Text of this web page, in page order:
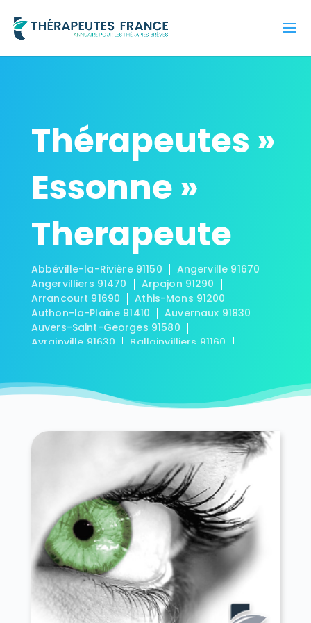
Thérapeutes »
Essonne »
Therapeute
Abbéville-la-Rivière 91150
Angerville 91670
Angervilliers 91470
Arpajon 91290
Arrancourt 91690
Athis-Mons 91200
Authon-la-Plaine 91410
Auvernaux 91830
Auvers-Saint-Georges 91580
Avrainville 91630
Ballainvilliers 91160
Boigneville 91720
Boissy-la-Rivière 91690
Boissy-sous-Saint-Yon 91790
Bondoufle 91070
Boullay-les-Troux 91470
Boussy-Saint-Antoine 91800
Boutervilliers 91150
Boutigny-sur-Essonne 91820
Bouville 91880
Brétigny-sur-Orge 91220
Breuillet 91650
Breux-Jouy 91650
Brières-les-Scellés 91150
Briis-sous-Forges 91640
Brouy 91150
Brunoy 91800
Bruyères-le-Châtel 91680
Buno-Bonnevaux 91720
Bures-sur-Yvette 91440
Cerny 91590
Chalo-Saint-Mars 91780
Chalou-Moulineux 91740